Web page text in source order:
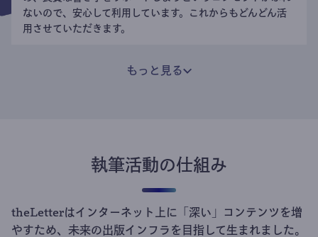
ないので、安心して利用しています。これからもどんどん活
用させていただきます。
もっと見る
執筆活動の仕組み
theLetterはインターネット上に「深い」コンテンツを増
やすため、未来の出版インフラを目指して生まれました。